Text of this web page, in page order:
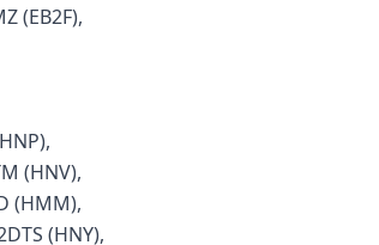
(EB2F),
(HNV),
(HMM),
(HNY),